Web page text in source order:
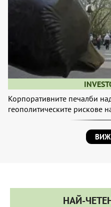
Корпоративните печалби
геополитическите рискове
НАЙ-